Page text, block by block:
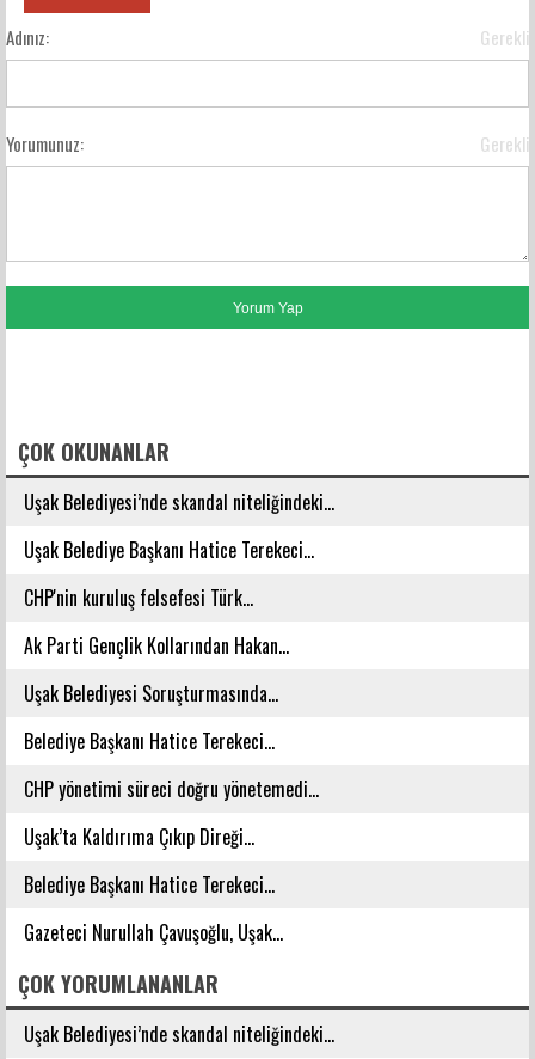
Adınız: Gerekli
Yorumunuz: Gerekli
ÇOK OKUNANLAR
Uşak Belediyesi’nde skandal niteliğindeki...
Uşak Belediye Başkanı Hatice Terekeci...
CHP'nin kuruluş felsefesi Türk...
Ak Parti Gençlik Kollarından Hakan...
Uşak Belediyesi Soruşturmasında...
Belediye Başkanı Hatice Terekeci...
CHP yönetimi süreci doğru yönetemedi...
Uşak’ta Kaldırıma Çıkıp Direği...
Belediye Başkanı Hatice Terekeci...
Gazeteci Nurullah Çavuşoğlu, Uşak...
ÇOK YORUMLANANLAR
Uşak Belediyesi’nde skandal niteliğindeki...